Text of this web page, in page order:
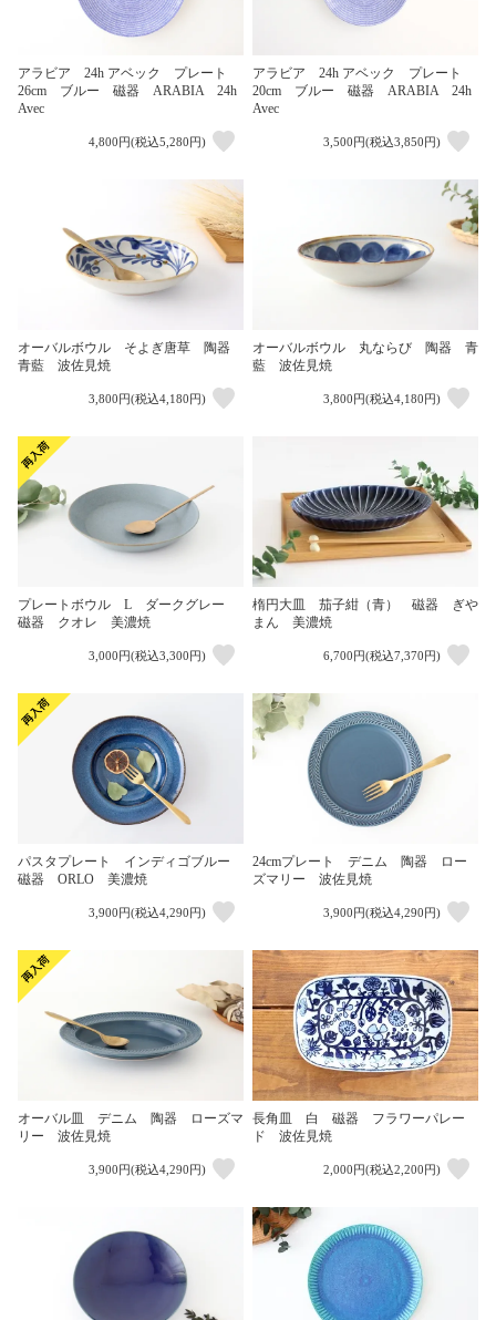
アラビア 24h アベック プレート
26cm ブルー 磁器 ARABIA 24h
Avec
4,800円(税込5,280円)
アラビア 24h アベック プレート
20cm ブルー 磁器 ARABIA 24h
Avec
3,500円(税込3,850円)
オーバルボウル そよぎ唐草 陶器
青藍 波佐見焼
3,800円(税込4,180円)
オーバルボウル 丸ならび 陶器 青
藍 波佐見焼
3,800円(税込4,180円)
プレートボウル L ダークグレー
磁器 クオレ 美濃焼
3,000円(税込3,300円)
楕円大皿 茄子紺（青） 磁器 ぎや
まん 美濃焼
6,700円(税込7,370円)
パスタプレート インディゴブルー
磁器 ORLO 美濃焼
3,900円(税込4,290円)
24cmプレート デニム 陶器 ロー
ズマリー 波佐見焼
3,900円(税込4,290円)
オーバル皿 デニム 陶器 ローズマ
リー 波佐見焼
3,900円(税込4,290円)
長角皿 白 磁器 フラワーパレー
ド 波佐見焼
2,000円(税込2,200円)